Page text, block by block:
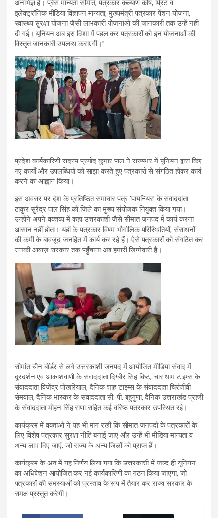
अनभिज्ञ हैं। प्रेस मान्यता समिति, पत्रकार कल्याण कोष, प्रिंट व
इलेक्ट्रॉनिक मीडिया विज्ञापन मान्यता, मुख्यमंत्री पत्रकार पेंशन योजना,
स्वास्थ्य सुरक्षा योजना जैसी लाभकारी योजनाओं की जानकारी तक उन्हें नहीं
दी गई। यूनियन अब इस दिशा में पहल कर पत्रकारों को इन योजनाओं की
विस्तृत जानकारी उपलब्ध कराएगी।”
प्रदेश कार्यकारिणी सदस्य प्रमोद कुमार पाल ने राज्यभर में यूनियन द्वारा किए
गए कार्यों और उपलब्धियों को साझा करते हुए पत्रकारों से संगठित होकर कार्य
करने का आह्वान किया।
इस अवसर पर देश के प्रतिष्ठित समाचार पत्र ‘पायनियर’ के संवाददाता
ठाकुर सुरेंद्र पाल सिंह को जिले का मुख्य संयोजक नियुक्त किया गया।
उन्होंने अपने वक्तव्य में कहा उत्तरकाशी जैसे सीमांत जनपद में कार्य करना
आसान नहीं होता। यहाँ के पत्रकार विषम भौगोलिक परिस्थितियों, संसाधनों
की कमी के बावजूद जनहित में कार्य कर रहे हैं। ऐसे पत्रकारों को संगठित कर
उनकी आवाज़ सरकार तक पहुँचाना अब हमारी जिम्मेदारी है।
सीमांत चीन बॉर्डर से लगे उत्तरकाशी जनपद में आयोजित मीडिया संवाद में
दूरदर्शन एवं आकाशवाणी के संवाददाता दिग्बीर सिंह बिष्ट, चार धाम टाइम्स के
संवाददाता विजेंद्र पोखरियाल, दैनिक शाह टाइम्स के संवाददाता चिरंजीवी
सेमवाल, दैनिक भास्कर के संवाददाता सी. पी. बहुगुणा, दैनिक उत्तराखंड प्रहरी
के संवाददाता मोहन सिंह राणा सहित कई वरिष्ठ पत्रकार उपस्थित रहे।
कार्यक्रम में वक्ताओं ने यह भी मांग रखी कि सीमांत जनपदों के पत्रकारों के
लिए विशेष पत्रकार सुरक्षा नीति बनाई जाए और उन्हें भी मीडिया मान्यता व
अन्य लाभ दिए जाएं, जो राज्य के अन्य जिलों को प्राप्त हैं।
कार्यक्रम के अंत में यह निर्णय लिया गया कि उत्तरकाशी में जल्द ही यूनियन
का अधिवेशन आयोजित कर नई कार्यकारिणी का गठन किया जाएगा, जो
पत्रकारों की समस्याओं को प्रस्ताव के रूप में तैयार कर राज्य सरकार के
समक्ष प्रस्तुत करेगी।